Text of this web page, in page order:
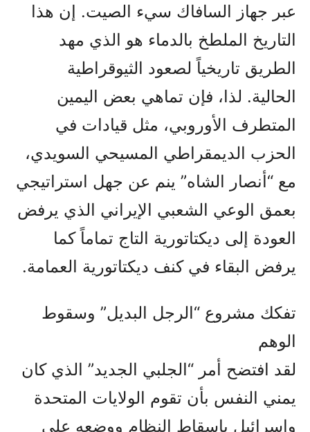
عبر جهاز السافاك سيء الصيت. إن هذا
التاريخ الملطخ بالدماء هو الذي مهد
الطريق تاريخياً لصعود الثيوقراطية
الحالية. لذا، فإن تماهي بعض اليمين
المتطرف الأوروبي، مثل قيادات في
الحزب الديمقراطي المسيحي السويدي،
مع “أنصار الشاه” ينم عن جهل استراتيجي
بعمق الوعي الشعبي الإيراني الذي يرفض
العودة إلى ديكتاتورية التاج تماماً كما
يرفض البقاء في كنف ديكتاتورية العمامة.
تفكك مشروع “الرجل البديل” وسقوط
الوهم
لقد افتضح أمر “الجلبي الجديد” الذي كان
يمني النفس بأن تقوم الولايات المتحدة
وإسرائيل بإسقاط النظام ووضعه على